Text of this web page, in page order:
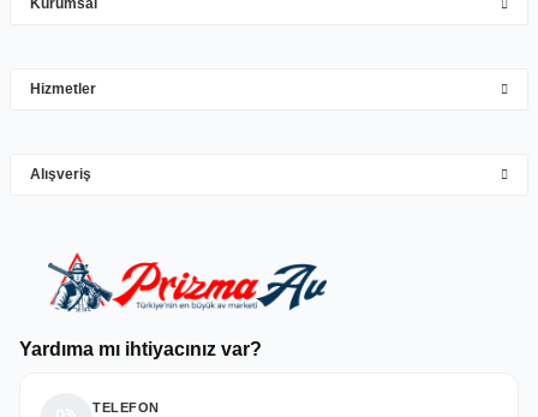
Deneyimini Paylaş
Yardıma mı ihtiyacınız var?
TELEFON
Kurumsal
Hizmetler
Alışveriş